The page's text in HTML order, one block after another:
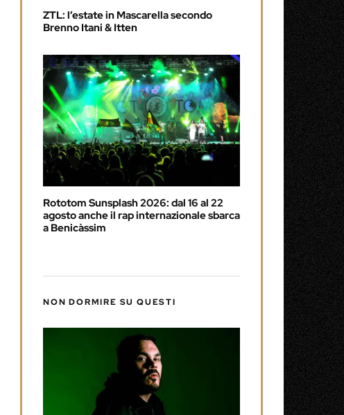
ZTL: l’estate in Mascarella secondo
Brenno Itani & Itten
Rototom Sunsplash 2026: dal 16 al 22
agosto anche il rap internazionale sbarca
a Benicàssim
NON DORMIRE SU QUESTI